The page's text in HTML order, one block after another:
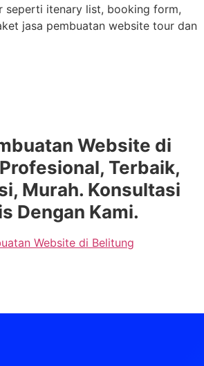
seperti itenary list, booking form,
jasa pembuatan website tour dan
Website di
Terbaik,
Murah. Konsultasi
Dengan Kami.
Website di Belitung